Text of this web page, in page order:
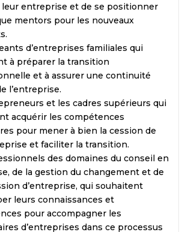
leur entreprise et de se positionner
mentors pour les nouveaux
d’entreprises familiales qui
à préparer la transition
et à assurer une continuité
l’entreprise.
et les cadres supérieurs qui
acquérir les compétences
pour mener à bien la cession de
et faciliter la transition.
des domaines du conseil en
de la gestion du changement et de
d’entreprise, qui souhaitent
leurs connaissances et
pour accompagner les
d’entreprises dans ce processus